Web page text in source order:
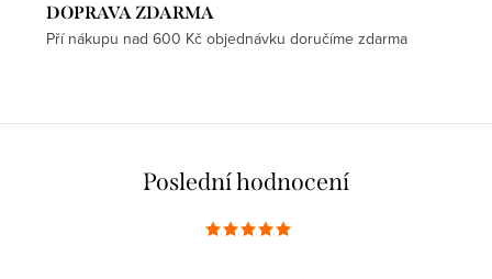
DOPRAVA ZDARMA
Pří nákupu nad 600 Kč objednávku doručíme zdarma
Poslední hodnocení